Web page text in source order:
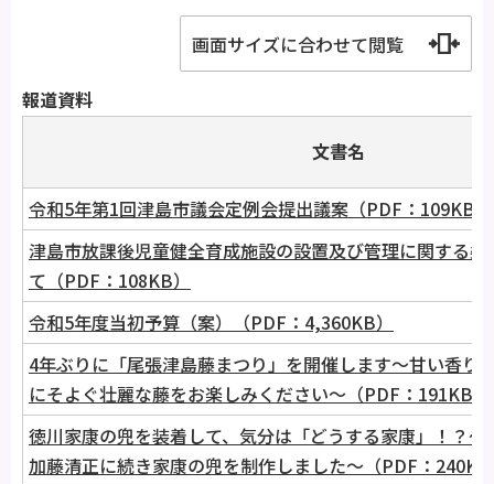
画面サイズに合わせて閲覧
報道資料
文書名
令和5年第1回津島市議会定例会提出議案（PDF：109KB）
津島市放課後児童健全育成施設の設置及び管理に関する
て（PDF：108KB）
令和5年度当初予算（案）（PDF：4,360KB）
4年ぶりに「尾張津島藤まつり」を開催します～甘い香り
にそよぐ壮麗な藤をお楽しみください～（PDF：191KB）
徳川家康の兜を装着して、気分は「どうする家康」！？
加藤清正に続き家康の兜を制作しました～（PDF：